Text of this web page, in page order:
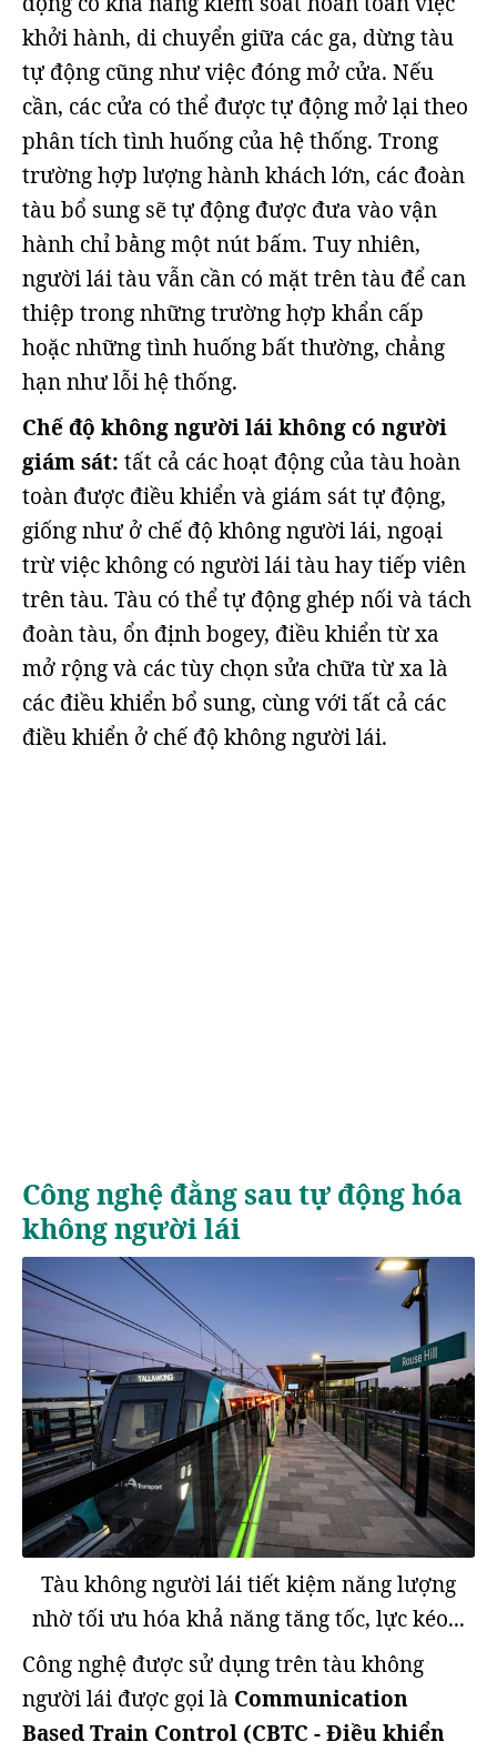
khởi hành, di chuyển giữa các ga, dừng tàu
tự động cũng như việc đóng mở cửa. Nếu
cần, các cửa có thể được tự động mở lại theo
phân tích tình huống của hệ thống. Trong
trường hợp lượng hành khách lớn, các đoàn
tàu bổ sung sẽ tự động được đưa vào vận
hành chỉ bằng một nút bấm. Tuy nhiên,
người lái tàu vẫn cần có mặt trên tàu để can
thiệp trong những trường hợp khẩn cấp
hoặc những tình huống bất thường, chẳng
hạn như lỗi hệ thống.
Chế độ không người lái không có người
giám sát: tất cả các hoạt động của tàu hoàn
toàn được điều khiển và giám sát tự động,
giống như ở chế độ không người lái, ngoại
trừ việc không có người lái tàu hay tiếp viên
trên tàu. Tàu có thể tự động ghép nối và tách
đoàn tàu, ổn định bogey, điều khiển từ xa
mở rộng và các tùy chọn sửa chữa từ xa là
các điều khiển bổ sung, cùng với tất cả các
điều khiển ở chế độ không người lái.
Công nghệ đằng sau tự động hóa
không người lái
Tàu không người lái tiết kiệm năng lượng
nhờ tối ưu hóa khả năng tăng tốc, lực kéo...
Công nghệ được sử dụng trên tàu không
người lái được gọi là Communication
Based Train Control (CBTC - Điều khiển